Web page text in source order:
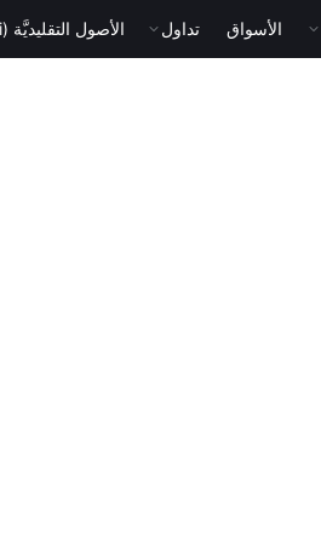
الأسواق تداول الأصول التقليديَّة (TradFi)